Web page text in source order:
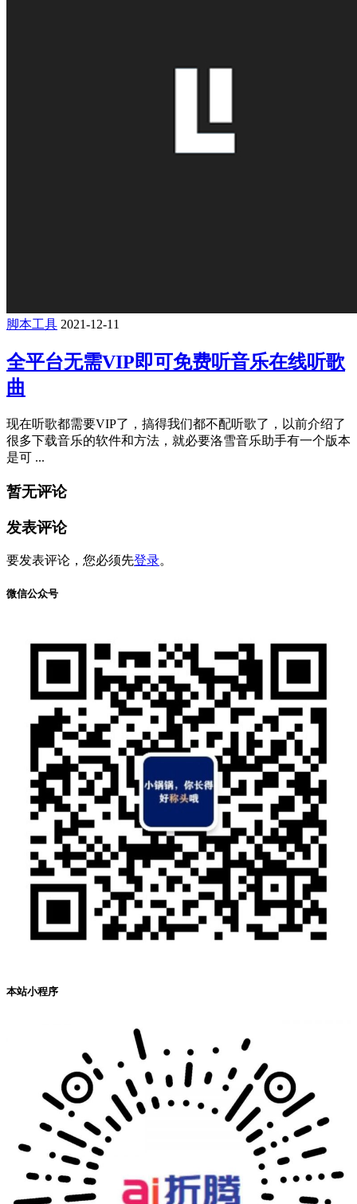
脚本工具 2021-12-11
全平台无需VIP即可免费听音乐在线听歌
曲
现在听歌都需要VIP了，搞得我们都不配听歌了，以前介绍了
很多下载音乐的软件和方法，就必要洛雪音乐助手有一个版本
是可 ...
暂无评论
发表评论
要发表评论，您必须先登录。
微信公众号
本站小程序